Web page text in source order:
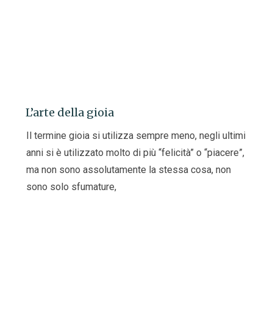
L’arte della gioia
Il termine gioia si utilizza sempre meno, negli ultimi
anni si è utilizzato molto di più “felicità” o “piacere”,
ma non sono assolutamente la stessa cosa, non
sono solo sfumature,